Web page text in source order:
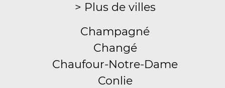
> Plus de villes
Champagné
Changé
Chaufour-Notre-Dame
Conlie